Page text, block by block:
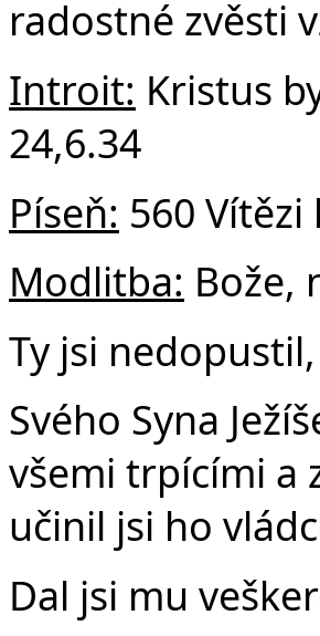
radostné zvěsti
Introit: Kristus
24,6.34
Píseň: 560
Modlitba: Bože,
Ty jsi
Svého Syna
všemi trpícími a
učinil jsi ho
Dal jsi mu